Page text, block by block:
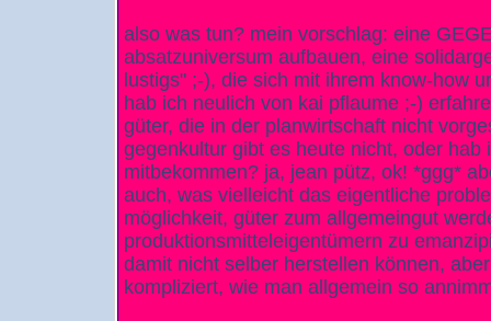
also was tun? mein vorschlag: eine
absatzuniversum aufbauen, eine
lustigs" ;-), die sich mit ihrem know-how
hab ich neulich von kai pflaume ;-)
güter, die in der planwirtschaft nicht
gegenkultur gibt es heute nicht, oder hab
mitbekommen? ja, jean pütz, ok! *ggg*
auch, was vielleicht das eigentliche
möglichkeit, güter zum allgemeingut
produktionsmitteleigentümern zu
damit nicht selber herstellen können,
kompliziert, wie man allgemein so